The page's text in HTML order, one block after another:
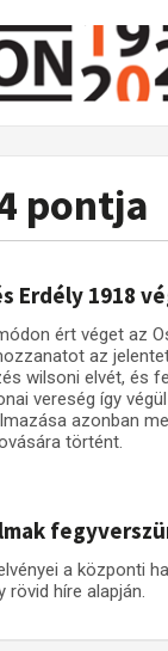
pontja
Erdély 1918
ért véget az
az
wilsoni elvét, és
vereség így
azonban
történt.
a központi
rövid híre alapján.